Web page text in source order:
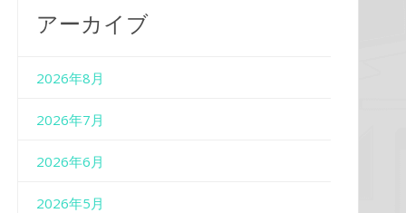
アーカイブ
2026年8月
2026年7月
2026年6月
2026年5月